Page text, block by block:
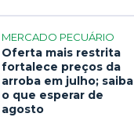
MERCADO PECUÁRIO
Oferta mais restrita
fortalece preços da
arroba em julho; saiba
o que esperar de
agosto